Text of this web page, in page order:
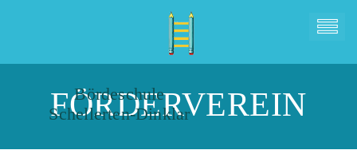
Bördeschule
Schellerten-Dinklar
FÖRDERVEREIN